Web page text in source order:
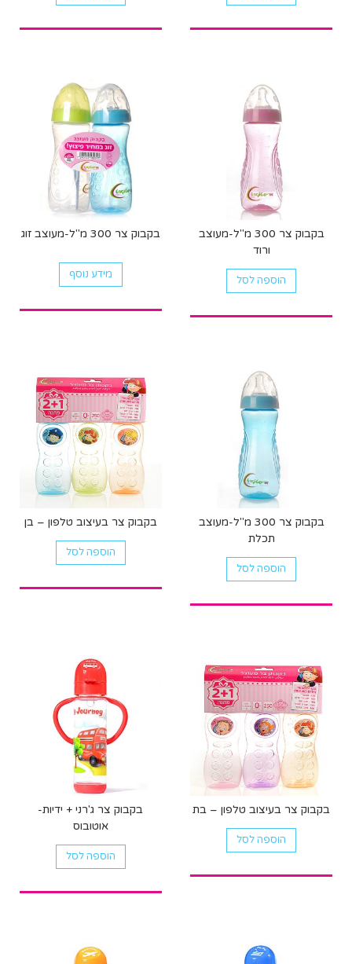
בקבוק צר 300 מ"ל-מעוצב
ורוד
הוספה לסל
בקבוק צר 300 מ"ל-מעוצב זוג
מידע נוסף
בקבוק צר 300 מ"ל-מעוצב
תכלת
הוספה לסל
בקבוק צר בעיצוב טלפון – בן
הוספה לסל
בקבוק צר בעיצוב טלפון – בת
הוספה לסל
בקבוק צר ג'רני + ידיות-
אוטובוס
הוספה לסל